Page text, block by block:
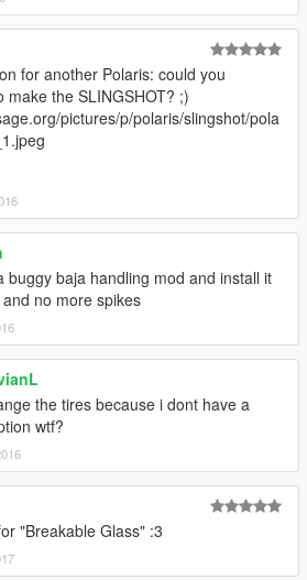
for another Polaris: could you
make the SLINGSHOT? ;)
pictures/p/polaris/slingshot/pola
buggy baja handling mod and install it
no more spikes
the tires because i dont have a
wtf?
"Breakable Glass" :3